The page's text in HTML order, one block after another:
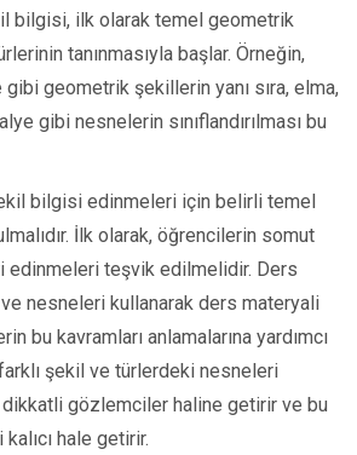
bilgisi, ilk olarak temel geometrik
tanınmasıyla başlar. Örneğin,
geometrik şekillerin yanı sıra, elma,
gibi nesnelerin sınıflandırılması bu
bilgisi edinmeleri için belirli temel
İlk olarak, öğrencilerin somut
edinmeleri teşvik edilmelidir. Ders
nesneleri kullanarak ders materyali
bu kavramları anlamalarına yardımcı
şekil ve türlerdeki nesneleri
dikkatli gözlemciler haline getirir ve bu
hale getirir.